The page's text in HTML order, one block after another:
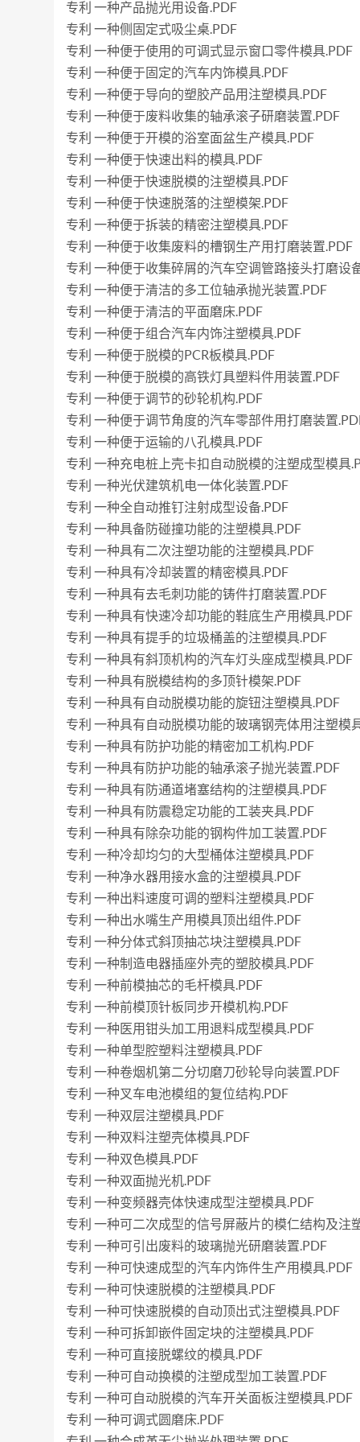
专利 一种产品抛光用设备.PDF
专利 一种侧固定式吸尘桌.PDF
专利 一种便于使用的可调式显示窗口零件模具.PDF
专利 一种便于固定的汽车内饰模具.PDF
专利 一种便于导向的塑胶产品用注塑模具.PDF
专利 一种便于废料收集的轴承滚子研磨装置.PDF
专利 一种便于开模的浴室面盆生产模具.PDF
专利 一种便于快速出料的模具.PDF
专利 一种便于快速脱模的注塑模具.PDF
专利 一种便于快速脱落的注塑模架.PDF
专利 一种便于拆装的精密注塑模具.PDF
专利 一种便于收集废料的槽钢生产用打磨装置.PDF
专利 一种便于收集碎屑的汽车空调管路接头打磨设
专利 一种便于清洁的多工位轴承抛光装置.PDF
专利 一种便于清洁的平面磨床.PDF
专利 一种便于组合汽车内饰注塑模具.PDF
专利 一种便于脱模的PCR板模具.PDF
专利 一种便于脱模的高铁灯具塑料件用装置.PDF
专利 一种便于调节的砂轮机构.PDF
专利 一种便于调节角度的汽车零部件用打磨装置
专利 一种便于运输的八孔模具.PDF
专利 一种充电桩上壳卡扣自动脱模的注塑成型模具
专利 一种光伏建筑机电一体化装置.PDF
专利 一种全自动推钉注射成型设备.PDF
专利 一种具备防碰撞功能的注塑模具.PDF
专利 一种具有二次注塑功能的注塑模具.PDF
专利 一种具有冷却装置的精密模具.PDF
专利 一种具有去毛刺功能的铸件打磨装置.PDF
专利 一种具有快速冷却功能的鞋底生产用模具.PDF
专利 一种具有提手的垃圾桶盖的注塑模具.PDF
专利 一种具有斜顶机构的汽车灯头座成型模具.PDF
专利 一种具有脱模结构的多顶针模架.PDF
专利 一种具有自动脱模功能的旋钮注塑模具.PDF
专利 一种具有自动脱模功能的玻璃钢壳体用注塑模
专利 一种具有防护功能的精密加工机构.PDF
专利 一种具有防护功能的轴承滚子抛光装置.PDF
专利 一种具有防通道堵塞结构的注塑模具.PDF
专利 一种具有防震稳定功能的工装夹具.PDF
专利 一种具有除杂功能的钢构件加工装置.PDF
专利 一种冷却均匀的大型桶体注塑模具.PDF
专利 一种净水器用接水盒的注塑模具.PDF
专利 一种出料速度可调的塑料注塑模具.PDF
专利 一种出水嘴生产用模具顶出组件.PDF
专利 一种分体式斜顶抽芯块注塑模具.PDF
专利 一种制造电器插座外壳的塑胶模具.PDF
专利 一种前模抽芯的毛杆模具.PDF
专利 一种前模顶针板同步开模机构.PDF
专利 一种医用钳头加工用退料成型模具.PDF
专利 一种单型腔塑料注塑模具.PDF
专利 一种卷烟机第二分切磨刀砂轮导向装置.PDF
专利 一种叉车电池模组的复位结构.PDF
专利 一种双层注塑模具.PDF
专利 一种双料注塑壳体模具.PDF
专利 一种双色模具.PDF
专利 一种双面抛光机.PDF
专利 一种变频器壳体快速成型注塑模具.PDF
专利 一种可二次成型的信号屏蔽片的模仁结构及注
专利 一种可引出废料的玻璃抛光研磨装置.PDF
专利 一种可快速成型的汽车内饰件生产用模具.PDF
专利 一种可快速脱模的注塑模具.PDF
专利 一种可快速脱模的自动顶出式注塑模具.PDF
专利 一种可拆卸嵌件固定块的注塑模具.PDF
专利 一种可直接脱螺纹的模具.PDF
专利 一种可自动换模的注塑成型加工装置.PDF
专利 一种可自动脱模的汽车开关面板注塑模具.PDF
专利 一种可调式圆磨床.PDF